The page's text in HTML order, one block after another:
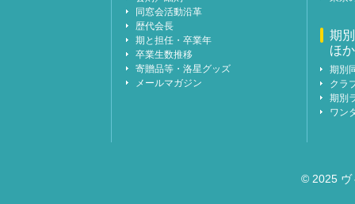
同窓会活動沿革
歴代会長
期と担任・卒業年
卒業生数推移
寄贈品等・洛星グッズ
メールマガジン
期
ほか
期別
クラ
期別
ワン
© 2025 ヴ